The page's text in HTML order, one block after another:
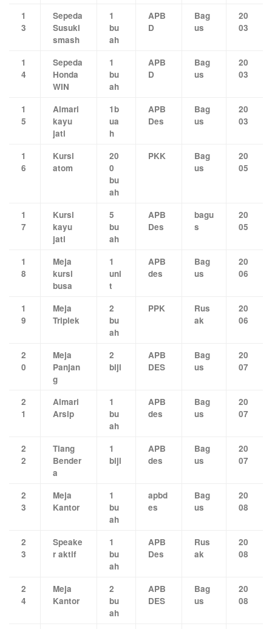
1
3
Sepeda
Susuki
smash
1
bu
ah
APB
D
Bag
us
20
03
1
4
Sepeda
Honda
WIN
1
bu
ah
APB
D
Bag
us
20
03
1
5
Almari
kayu
jati
1b
ua
h
APB
Des
Bag
us
20
03
1
6
Kursi
atom
20
0
bu
ah
PKK
Bag
us
20
05
1
7
Kursi
kayu
jati
5
bu
ah
APB
Des
bagu
s
20
05
1
8
Meja
kursi
busa
1
uni
t
APB
des
Bag
us
20
06
1
9
Meja
Triplek
2
bu
ah
PPK
Rus
ak
20
06
2
0
Meja
Panjan
g
2
biji
APB
DES
Bag
us
20
07
2
1
Almari
Arsip
1
bu
ah
APB
des
Bag
us
20
07
2
2
Tiang
Bender
a
1
biji
APB
des
Bag
us
20
07
2
3
Meja
Kantor
1
bu
ah
apbd
es
Bag
us
20
08
2
3
Speake
r aktif
1
bu
ah
APB
Des
Rus
ak
20
08
2
4
Meja
Kantor
2
bu
ah
APB
DES
Bag
us
20
08